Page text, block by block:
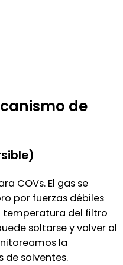
de
COVs. El gas se
por fuerzas débiles
temperatura del filtro
soltarse y volver al
la
solventes.